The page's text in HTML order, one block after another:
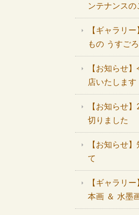
ンテナンスの
【ギャラリ
もの うすご
【お知らせ
店いたします
【お知らせ
切りました
【お知らせ
て
【ギャラリ
本画 ＆ 水墨